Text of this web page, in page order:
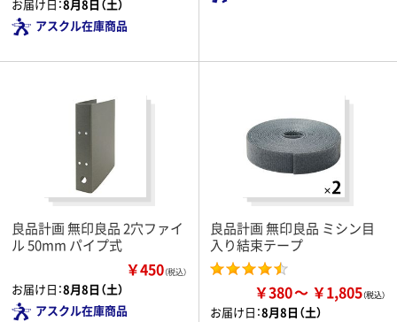
お届け日：8月8日（土）
アスクル在庫商品
良品計画 無印良品 2穴ファイ
ル 50mm パイプ式
￥450（税込）
お届け日：8月8日（土）
アスクル在庫商品
良品計画 無印良品 ミシン目
入り結束テープ
￥380 ￥1,805
お届け日：8月8日（土）